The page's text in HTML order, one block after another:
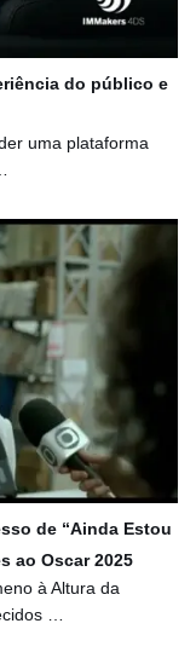
do público e
uma plataforma
de “Ainda Estou
ao Oscar 2025
à Altura da
…